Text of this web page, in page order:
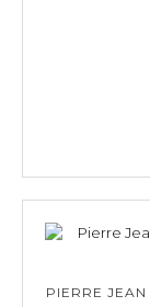
PIERRE